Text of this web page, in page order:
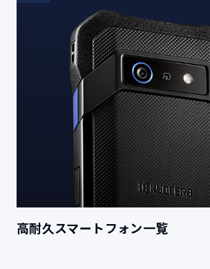
高耐久スマートフォン一覧